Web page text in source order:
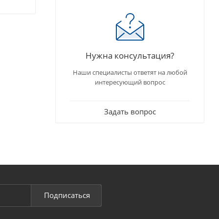
Нужна консультация?
Наши специалисты ответят на любой
интересующий вопрос
Задать вопрос
Подписаться